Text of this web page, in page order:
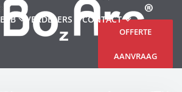
B2B VERDELERS CONTACT
OFFERTE
AANVRAAG